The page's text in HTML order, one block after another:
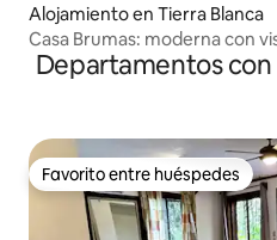
Alojamiento en Tierra Blanca
Casa Brumas: moderna con
Departamentos
Favorito entre huéspedes
Favorito entre huéspedes